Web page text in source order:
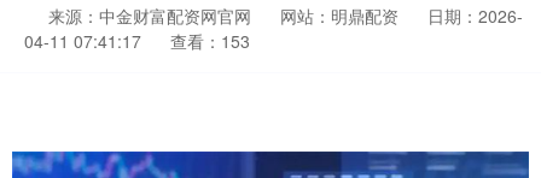
来源：中金财富配资网官网 网站：明鼎配资
日期：2026-
04-11 07:41:17
查看：153